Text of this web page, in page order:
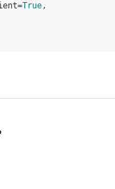
True,